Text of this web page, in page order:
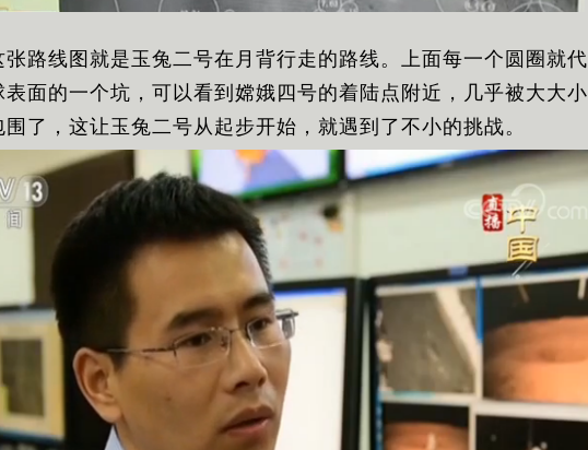
张路线图就是玉兔二号在月背行走的路线。上面每一个圆圈就代
表面的一个坑，可以看到嫦娥四号的着陆点附近，几乎被大大小
了，这让玉兔二号从起步开始，就遇到了不小的挑战。